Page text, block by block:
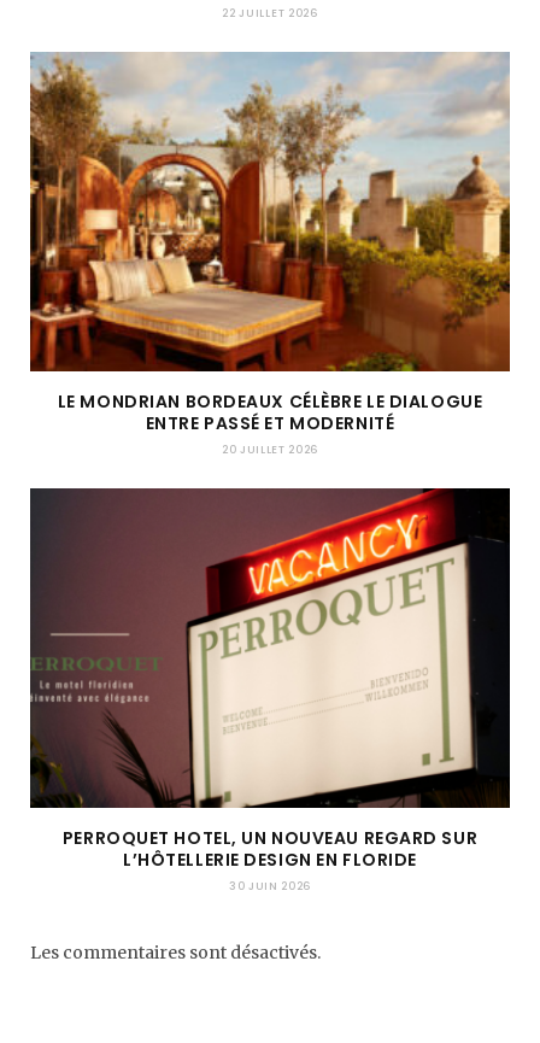
22 JUILLET 2026
LE MONDRIAN BORDEAUX CÉLÈBRE LE DIALOGUE
ENTRE PASSÉ ET MODERNITÉ
20 JUILLET 2026
PERROQUET HOTEL, UN NOUVEAU REGARD SUR
L’HÔTELLERIE DESIGN EN FLORIDE
30 JUIN 2026
Les commentaires sont désactivés.